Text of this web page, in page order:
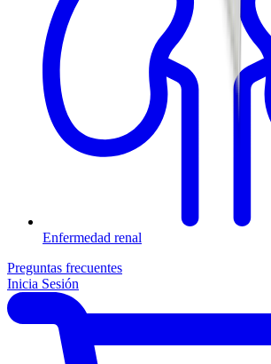
Enfermedad renal
Preguntas frecuentes
Inicia Sesión